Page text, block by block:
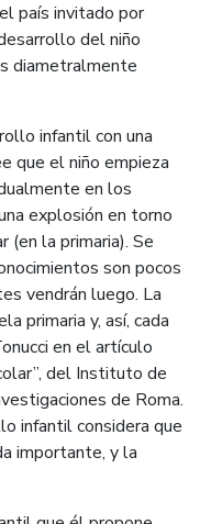
país invitado por
del niño
diametralmente
infantil con una
que el niño empieza
en los
explosión en torno
(en la primaria). Se
son pocos
vendrán luego. La
primaria y, así, cada
en el artículo
del Instituto de
de Roma.
infantil considera que
importante, y la